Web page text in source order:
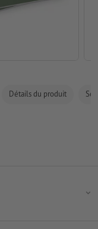
Détails du produit